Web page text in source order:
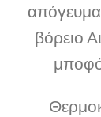
βόρειο